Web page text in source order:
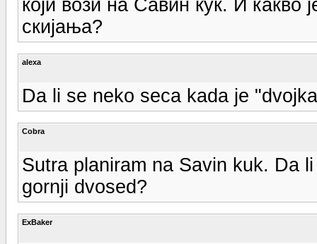
који вози на Савин кук. И
скијања?
alexa
Da li se neko seca kada je
Cobra
Sutra planiram na Savin kuk. Da
gornji dvosed?
ExBaker